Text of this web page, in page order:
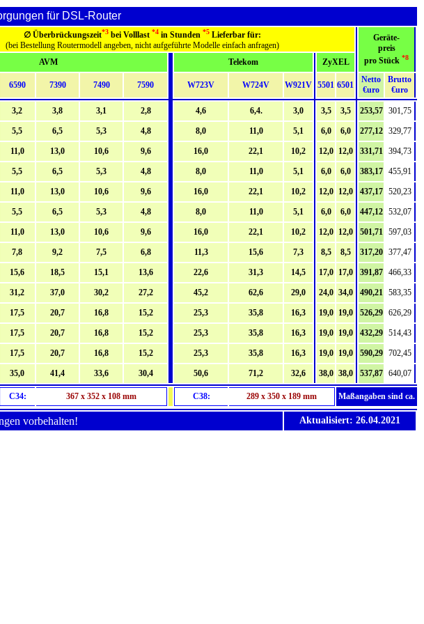
für DSL-Router
∅ Überbrückungszeit*3bei Volllast *4in Stunden *5Lieferbar für:
(bei Bestellung Routermodell angeben, nicht aufgeführte Modelle einfach anfragen)
Geräte-
preis
pro Stück *8
AVM Telekom
ZyXEL
6590 7390 7490 7590 W723V W724V W921V 5501 6501
Netto
€uro
Brutto
€uro
3,2 3,8 3,1 2,8 4,6 6,4. 3,0 3,5 3,5 253,57 301,75
5,5 6,5 5,3 4,8 8,0 11,0 5,1 6,0 6,0 277,12 329,77
11,0 13,0 10,6 9,6 16,0 22,1 10,2 12,0 12,0 331,71 394,73
5,5 6,5 5,3 4,8 8,0 11,0 5,1 6,0 6,0 383,17 455,91
11,0 13,0 10,6 9,6 16,0 22,1 10,2 12,0 12,0 437,17 520,23
5,5 6,5 5,3 4,8 8,0 11,0 5,1 6,0 6,0 447,12 532,07
11,0 13,0 10,6 9,6 16,0 22,1 10,2 12,0 12,0 501,71 597,03
7,8 9,2 7,5 6,8 11,3 15,6 7,3 8,5 8,5 317,20 377,47
15,6 18,5 15,1 13,6 22,6 31,3 14,5 17,0 17,0 391,87 466,33
31,2 37,0 30,2 27,2 45,2 62,6 29,0 24,0 34,0 490,21 583,35
17,5 20,7 16,8 15,2 25,3 35,8 16,3 19,0 19,0 526,29 626,29
17,5 20,7 16,8 15,2 25,3 35,8 16,3 19,0 19,0 432,29 514,43
17,5 20,7 16,8 15,2 25,3 35,8 16,3 19,0 19,0 590,29 702,45
35,0 41,4 33,6 30,4 50,6 71,2 32,6 38,0 38,0 537,87 640,07
C34: 367 x 352 x 108 mm C38: 289 x 350 x 189 mm Maßangaben sind ca.
vorbehalten! Aktualisiert: 26.04.2021